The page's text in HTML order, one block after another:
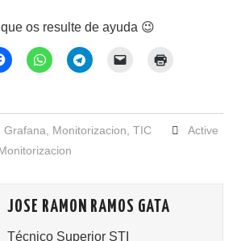
os resulte de ayuda 😉
Grafana Monitorizacion TIC
Active
JOSE RAMON RAMOS GATA
Técnico Superior STI